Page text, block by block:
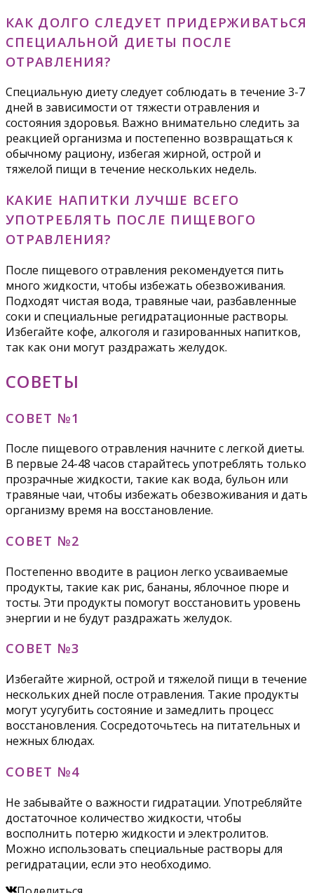
КАК ДОЛГО СЛЕДУЕТ ПРИДЕРЖИВАТЬСЯ
СПЕЦИАЛЬНОЙ ДИЕТЫ ПОСЛЕ
ОТРАВЛЕНИЯ?
Специальную диету следует соблюдать в течение 3-7
дней в зависимости от тяжести отравления и
состояния здоровья. Важно внимательно следить за
реакцией организма и постепенно возвращаться к
обычному рациону, избегая жирной, острой и
тяжелой пищи в течение нескольких недель.
КАКИЕ НАПИТКИ ЛУЧШЕ ВСЕГО
УПОТРЕБЛЯТЬ ПОСЛЕ ПИЩЕВОГО
ОТРАВЛЕНИЯ?
После пищевого отравления рекомендуется пить
много жидкости, чтобы избежать обезвоживания.
Подходят чистая вода, травяные чаи, разбавленные
соки и специальные регидратационные растворы.
Избегайте кофе, алкоголя и газированных напитков,
так как они могут раздражать желудок.
СОВЕТЫ
СОВЕТ №1
После пищевого отравления начните с легкой диеты.
В первые 24-48 часов старайтесь употреблять только
прозрачные жидкости, такие как вода, бульон или
травяные чаи, чтобы избежать обезвоживания и дать
организму время на восстановление.
СОВЕТ №2
Постепенно вводите в рацион легко усваиваемые
продукты, такие как рис, бананы, яблочное пюре и
тосты. Эти продукты помогут восстановить уровень
энергии и не будут раздражать желудок.
СОВЕТ №3
Избегайте жирной, острой и тяжелой пищи в течение
нескольких дней после отравления. Такие продукты
могут усугубить состояние и замедлить процесс
восстановления. Сосредоточьтесь на питательных и
нежных блюдах.
СОВЕТ №4
Не забывайте о важности гидратации. Употребляйте
достаточное количество жидкости, чтобы
восполнить потерю жидкости и электролитов.
Можно использовать специальные растворы для
регидратации, если это необходимо.